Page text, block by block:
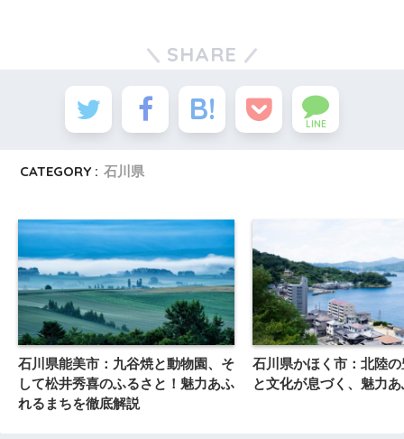
SHARE
LINE
CATEGORY : 石川県
石川県能美市：九谷焼と動物園、そ
して松井秀喜のふるさと！魅力あふ
れるまちを徹底解説
石川県かほく市：北陸
と文化が息づく、魅力